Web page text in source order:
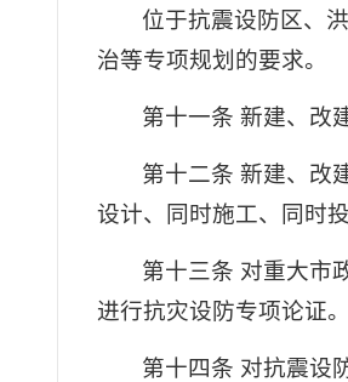
位于抗震设防区、
治等专项规划的要求。
第十一条 新建、改
第十二条 新建、改
设计、同时施工、同时
第十三条 对重大市
进行抗灾设防专项论证。
第十四条 对抗震设